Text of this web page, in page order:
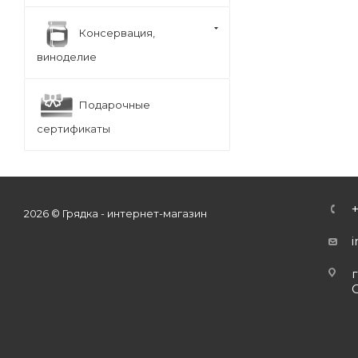
Консервация,
виноделие
Подарочные
сертификаты
2026 © Грядка - интернет-магазин